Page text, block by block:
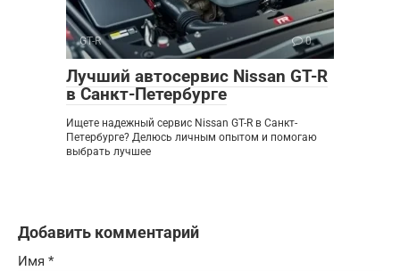
GT-R 0
Лучший автосервис Nissan GT-R
в Санкт-Петербурге
Ищете надежный сервис Nissan GT-R в Санкт-
Петербурге? Делюсь личным опытом и помогаю
выбрать лучшее
Добавить комментарий
Имя *